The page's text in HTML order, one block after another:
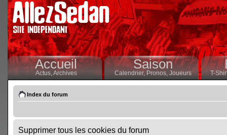
Accueil
Actus,Archives
Saison
Calendrier,Pronos, Joueurs T-
Index du forum
Supprimer tous les cookies du forum